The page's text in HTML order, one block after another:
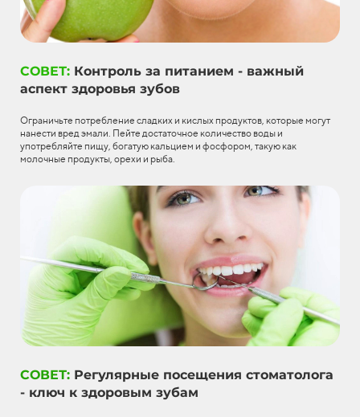
СОВЕТ: Контроль за питанием - важный
аспект здоровья зубов
Ограничьте потребление сладких и кислых продуктов, которые могут
нанести вред эмали. Пейте достаточное количество воды и
употребляйте пищу, богатую кальцием и фосфором, такую как
молочные продукты, орехи и рыба.
СОВЕТ: Регулярные посещения стоматолога
- ключ к здоровым зубам